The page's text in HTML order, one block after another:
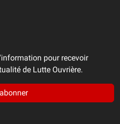
pour recevoir
de Lutte Ouvrière.